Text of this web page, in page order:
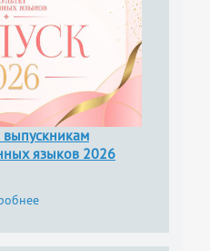
языков 2026